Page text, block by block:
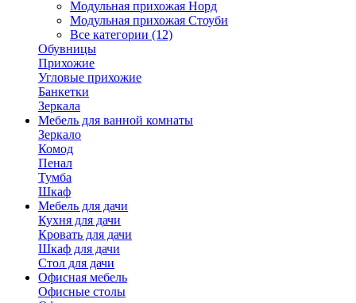
Модульная прихожая Норд
Модульная прихожая Стоуби
Все категории (12)
Обувницы
Прихожие
Угловые прихожие
Банкетки
Зеркала
Мебель для ванной комнаты
Зеркало
Комод
Пенал
Тумба
Шкаф
Мебель для дачи
Кухня для дачи
Кровать для дачи
Шкаф для дачи
Стол для дачи
Офисная мебель
Офисные столы